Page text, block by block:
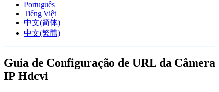
Português
Tiếng Việt
中文(简体)
中文(繁體)
Guia de Configuração de URL da Câmera
IP Hdcvi